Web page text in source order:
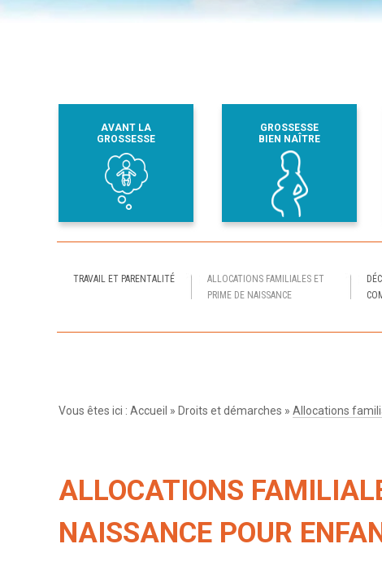
AVANT LA
GROSSESSE
GROSSESSE
BIEN NAÎTRE
TRAVAIL ET PARENTALITÉ
ALLOCATIONS FAMILIALES ET
PRIME DE NAISSANCE
Vous êtes ici : Accueil » Droits et démarches » Allocations
ALLOCATIONS
NAISSANCE POUR